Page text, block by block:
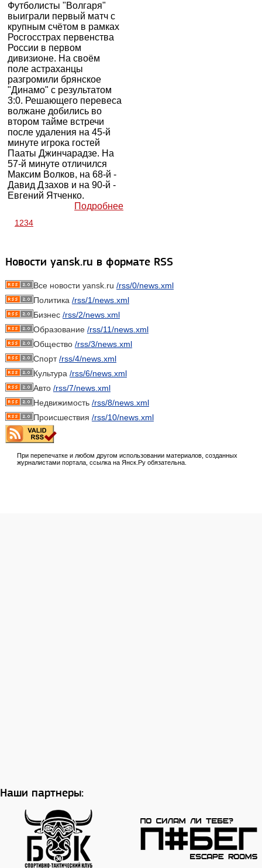
Футболисты "Волгаря"
выиграли первый матч с
крупным счётом в рамках
Росгосстрах первенства
России в первом
дивизионе. На своём
поле астраханцы
разгромили брянское
"Динамо" с результатом
3:0. Решающего перевеса
волжане добились во
втором тайме встречи
после удаления на 45-й
минуте игрока гостей
Пааты Джинчарадзе. На
57-й минуте отличился
Максим Волков, на 68-й -
Давид Дзахов и на 90-й -
Евгений Ятченко.
Подробнее
1 234
Новости yansk.ru в формате RSS
Все новости yansk.ru /rss/0/news.xml
Политика /rss/1/news.xml
Бизнес /rss/2/news.xml
Образование /rss/11/news.xml
Общество /rss/3/news.xml
Спорт/rss/4/news.xml
Культура /rss/6/news.xml
Авто /rss/7/news.xml
Недвижимость /rss/8/news.xml
Происшествия /rss/10/news.xml
При перепечатке и любом другом использовании материалов, созданных
журналистами портала, ссылка на Янск.Ру обязательна.
Наши партнеры: